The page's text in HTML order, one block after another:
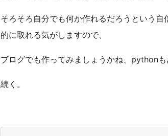
そろそろ自分でも何か作れるだろうという
的に取れる気がしますので、
ブログでも作ってみましょうかね、 python
続く。